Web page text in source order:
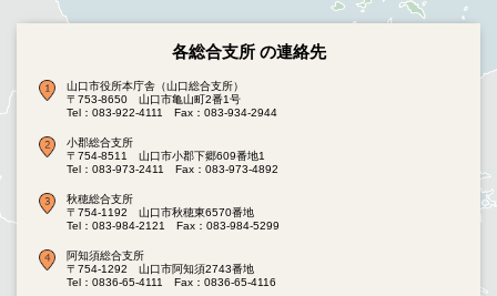
各総合支所 の連絡先
山口市役所本庁舎（山口総合支所）
〒753-8650 山口市亀山町2番1号
Tel：083-922-4111
Fax：083-934-2944
小郡総合支所
〒754-8511 山口市小郡下郷609番地1
Tel：083-973-2411
Fax：083-973-4892
秋穂総合支所
〒754-1192 山口市秋穂東6570番地
Tel：083-984-2121
Fax：083-984-5299
阿知須総合支所
〒754-1292 山口市阿知須2743番地
Tel：0836-65-4111
Fax：0836-65-4116